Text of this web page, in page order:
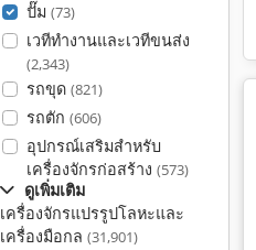
ปั๊ม (73)
เวทีทำงานและเวทีขนส่ง
(2,343)
รถขุด (821)
รถตัก (606)
อุปกรณ์เสริมสำหรับ
เครื่องจักรก่อสร้าง (573)
ดูเพิ่มเติม
เครื่องจักรแปรรูปโลหะและ
เครื่องมือกล (31,901)